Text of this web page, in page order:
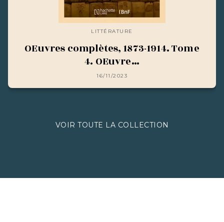
LITTÉRATURE
OEuvres complètes, 1873-1914. Tome
4. OEuvre…
16/11/2023
VOIR TOUTE LA COLLECTION